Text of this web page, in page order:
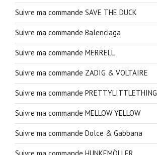
Suivre ma commande SAVE THE DUCK
Suivre ma commande Balenciaga
Suivre ma commande MERRELL
Suivre ma commande ZADIG & VOLTAIRE
Suivre ma commande PRETTYLITTLETHING
Suivre ma commande MELLOW YELLOW
Suivre ma commande Dolce & Gabbana